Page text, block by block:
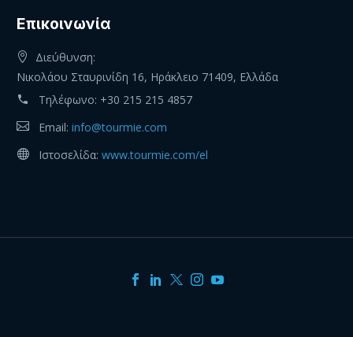
Eπικοινωνία
Διεύθυνση:
Νικολάου Σταυρινίδη 16, Ηράκλειο 71409, Ελλάδα
Τηλέφωνο: +30 215 215 4857
Email: info@tourmie.com
Ιστοσελίδα: www.tourmie.com/el